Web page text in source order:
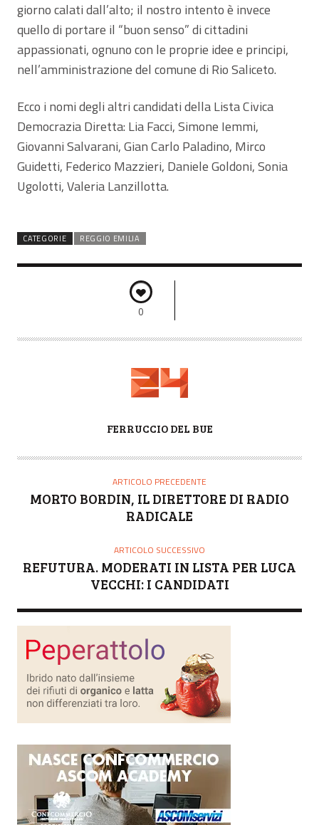
giorno calati dall’alto; il nostro intento è invece
quello di portare il “buon senso” di cittadini
appassionati, ognuno con le proprie idee e principi,
nell’amministrazione del comune di Rio Saliceto.
Ecco i nomi degli altri candidati della Lista Civica
Democrazia Diretta: Lia Facci, Simone Iemmi,
Giovanni Salvarani, Gian Carlo Paladino, Mirco
Guidetti, Federico Mazzieri, Daniele Goldoni, Sonia
Ugolotti, Valeria Lanzillotta.
CATEGORIE REGGIO EMILIA
0
T
FERRUCCIO DEL BUE
ARTICOLO PRECEDENTE
MORTO BORDIN, IL DIRETTORE DI RADIO
RADICALE
ARTICOLO SUCCESSIVO
REFUTURA. MODERATI IN LISTA PER LUCA
VECCHI: I CANDIDATI